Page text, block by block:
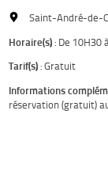
Saint-André-de-
Horaire(s) : De 10H30
Tarif(s) : Gratuit
Informations
réservation (gratuit)